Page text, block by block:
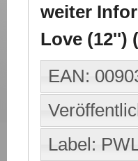
weiter
Love (12'')
EAN:
Label: